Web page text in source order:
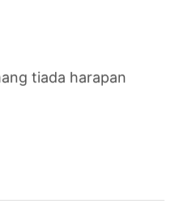
tiada harapan